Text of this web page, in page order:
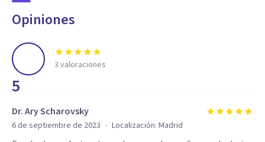
Opiniones
5
3 valoraciones
Dr. Ary Scharovsky
6 de septiembre de 2023 · Localización: Madrid